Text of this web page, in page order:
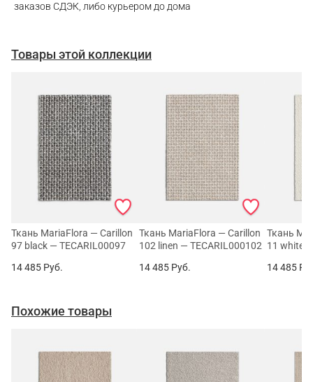
заказов СДЭК, либо курьером до дома
Товары этой коллекции
Ткань MariaFlora — Carillon
97 black — TECARIL00097
14 485 Руб.
Ткань MariaFlora — Carillon
102 linen — TECARIL000102
14 485 Руб.
Ткань
11 white
14 485
Похожие товары